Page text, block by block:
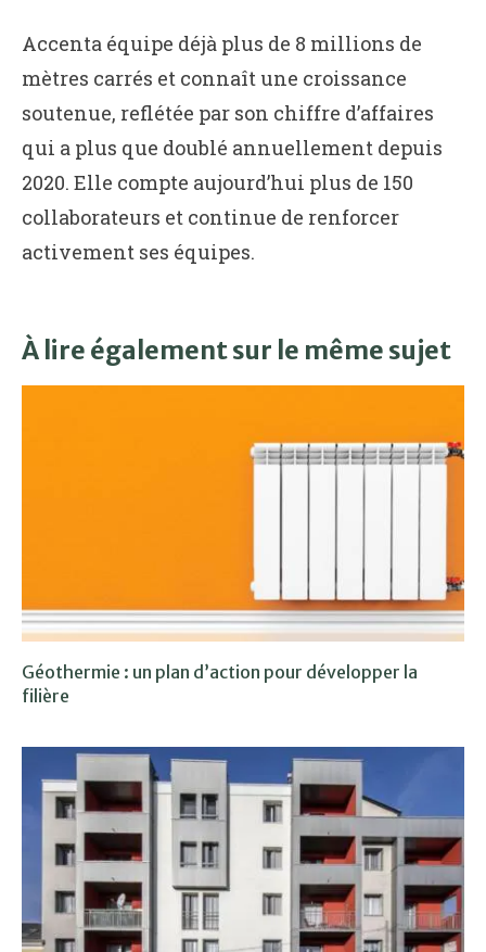
Accenta équipe déjà plus de 8 millions de
mètres carrés et connaît une croissance
soutenue, reflétée par son chiffre d’affaires
qui a plus que doublé annuellement depuis
2020. Elle compte aujourd’hui plus de 150
collaborateurs et continue de renforcer
activement ses équipes.
À lire également sur le même sujet
Géothermie : un plan d’action pour développer la
filière